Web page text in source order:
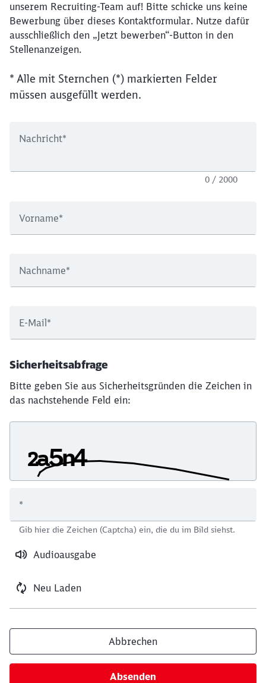
unserem Recruiting-Team auf! Bitte schicke uns keine
Bewerbung über dieses Kontaktformular. Nutze dafür
ausschließlich den „Jetzt bewerben“-Button in den
Stellenanzeigen.
* Alle mit Sternchen (*) markierten Felder
müssen ausgefüllt werden.
Nachricht*
0 / 2000
Vorname*
Nachname*
E-Mail*
Sicherheitsabfrage
Bitte geben Sie aus Sicherheitsgründen die Zeichen in
das nachstehende Feld ein:
Audioausgabe
Neu Laden
*
Gib hier die Zeichen (Captcha) ein, die du im Bild siehst.
Abbrechen
Absenden
Schließen
Möchten Sie zuweitergeleitet